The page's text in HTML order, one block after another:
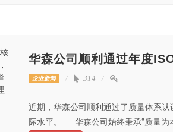
华森公司顺利通过年度
企业新闻 314
近期，华森公司顺利通过了质量体系
际水平。 华森公司始终秉承“质量为